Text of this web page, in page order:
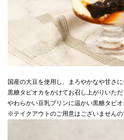
国産の大豆を使用し、まろやかなや甘さ
黒糖タピオカをかけてお召し上がりいただ
やわらかい豆乳プリンに温かい黒糖タピオ
※テイクアウトのご用意はございませんの